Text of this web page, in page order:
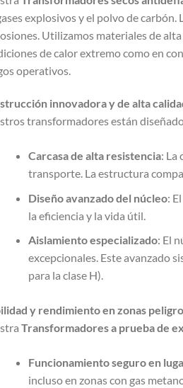
explosivos y el polvo de
Utilizamos materiales de
de calor extremo como en
operativos.
innovadora y de alta
transformadores están
Carcasa de alta resistencia: La
transporte. La estructura
Diseño avanzado del núcleo:
la eficiencia y la vida útil.
Aislamiento especializado: El
excepcionales. Este avanzado
para la clase H).
y rendimiento en zonas
Transformadores a prueba de
Funcionamiento seguro en
incluso en zonas con gas